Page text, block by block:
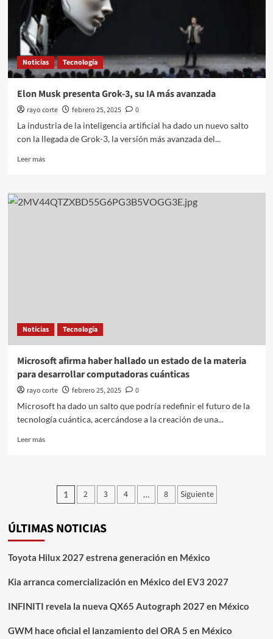
CO2
Noticias Tecnología
Elon Musk presenta Grok-3, su IA más avanzada
rayo corte febrero 25, 2025
0
La industria de la inteligencia artificial ha dado un nuevo salto
con la llegada de Grok-3, la versión más avanzada del...
Leer másLeer
Elon
Musk
Noticias Tecnología
Microsoft afirma haber hallado un estado de la materia
para desarrollar computadoras cuánticas
rayo corte febrero 25, 2025
0
Microsoft ha dado un salto que podría redefinir el futuro de la
tecnología cuántica, acercándose a la creación de una...
Leer másLeer
afirma
estado
de
la
desarrollar
cuánticas
Paginación
entradas
1 2 3 4 … 8 Siguiente
ÚLTIMAS NOTICIAS
Toyota Hilux 2027 estrena generación en México
Kia arranca comercialización en México del EV3 2027
INFINITI revela la nueva QX65 Autograph 2027 en México
GWM hace oficial el lanzamiento del ORA 5 en México